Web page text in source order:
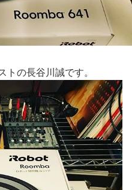
の長谷川誠です。